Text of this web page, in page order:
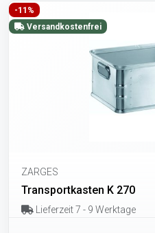
-11%
Versandkostenfrei
ZARGES
Transportkasten K 270
Lieferzeit 7 - 9 Werktage